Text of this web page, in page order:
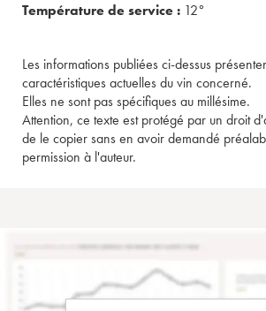
Température de service : 12°
Les informations publiées ci-dessus
caractéristiques actuelles du vin concerné.
Elles ne sont pas spécifiques au millésime.
Attention, ce texte est protégé par un droit
de le copier sans en avoir demandé
permission à l'auteur.